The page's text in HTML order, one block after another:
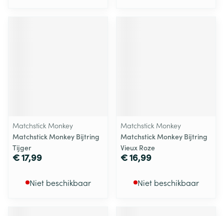
Matchstick Monkey
Matchstick Monkey Bijtring
Tijger
€ 17,99
Niet beschikbaar
Matchstick Monkey
Matchstick Monkey Bijtring
Vieux Roze
€ 16,99
Niet beschikbaar